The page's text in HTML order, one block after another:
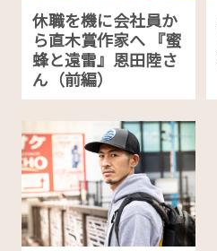
休職を機に会社員か
ら直木賞作家へ 『蜜
蜂と遠雷』恩田陸さ
ん（前編）